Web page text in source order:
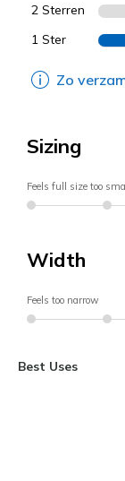
2 Sterren
1 Ster
Zo
Sizing
Feels full size too
Width
Feels too narrow
Best Uses